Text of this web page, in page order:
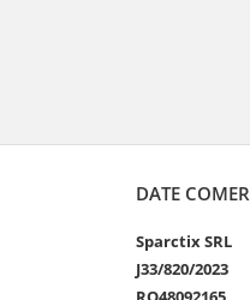
DATE
Sparctix SRL
J33/820/2023